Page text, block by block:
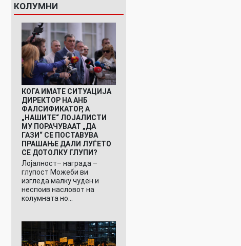
КОЛУМНИ
КОГА ИМАТЕ СИТУАЦИЈА
ДИРЕКТОР НА АНБ
ФАЛСИФИКАТОР, А
„НАШИТЕ“ ЛОЈАЛИСТИ
МУ ПОРАЧУВААТ „ДА
ГАЗИ“ СЕ ПОСТАВУВА
ПРАШАЊЕ ДАЛИ ЛУЃЕТО
СЕ ДОТОЛКУ ГЛУПИ?
Лојалност– награда –
глупост Можеби ви
изгледа малку чуден и
неспоив насловот на
колумната но…